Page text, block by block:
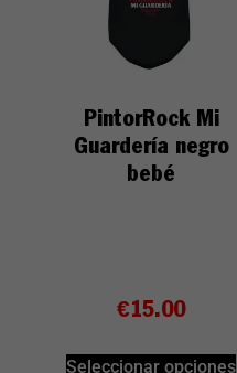
PintorRock Mi
Guardería negro
bebé
€15.00
Seleccionar opciones